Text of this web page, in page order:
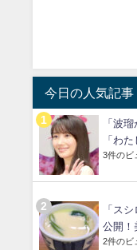
今日の人気記事
「波
「わ
3件のビ
「ス
公開！
2件のビ